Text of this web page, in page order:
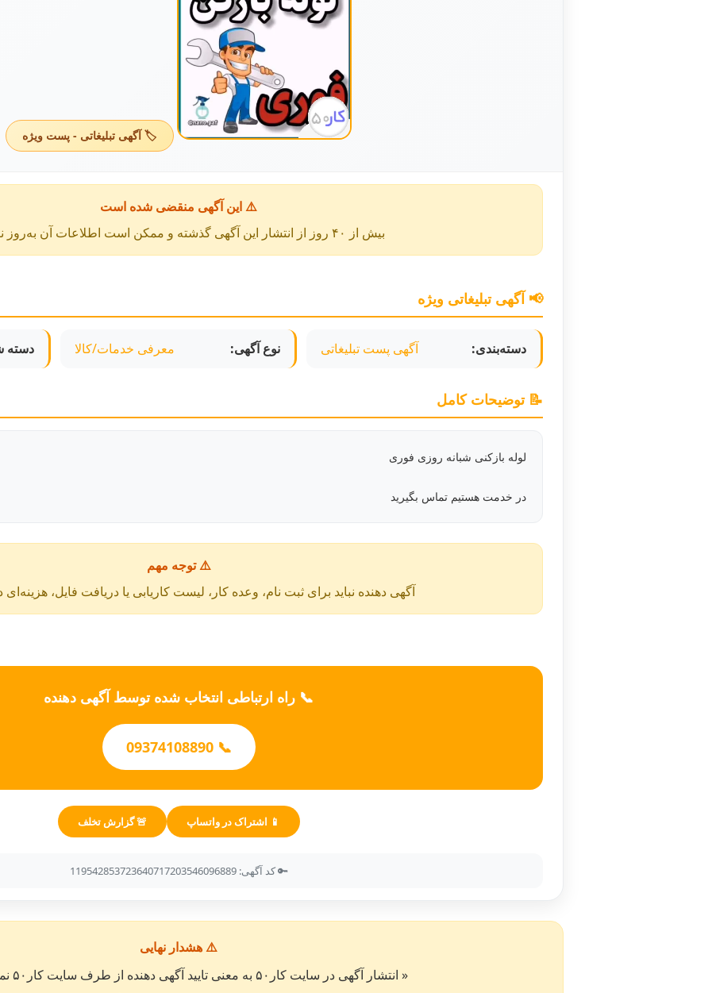
🏷️ آگهی تبلیغاتی - پست ویژه
⚠️ این آگهی منقضی شده است
بیش از ۴۰ روز از انتشار این آگهی گذشته و ممکن است اطلاعات آن به‌روز نباشد.
📢 آگهی تبلیغاتی ویژه
دسته‌بندی: آگهی پست تبلیغاتی نوع آگهی: معرفی خدمات/کالا دسته
📝 توضیحات کامل
لوله بازکنی شبانه روزی فوری
در خدمت هستیم تماس بگیرید
⚠️ توجه مهم
آگهی دهنده نباید برای ثبت نام، وعده کار، لیست کاریابی یا دریافت فایل،
📞 راه ارتباطی انتخاب شده توسط آگهی دهنده
📞 09374108890
📱 اشتراک در واتساپ 🚨 گزارش تخلف
🔑 کد آگهی: 119542853723640717203546096889
⚠️ هشدار نهایی
« انتشار آگهی در سایت کار۵۰ به معنی تایید آگهی دهنده از طرف سایت کار۵۰ نمی باشد. »